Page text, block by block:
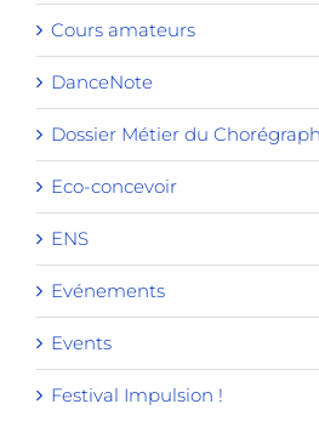
Cours amateurs
DanceNote
Dossier Métier du
Eco-concevoir
ENS
Evénements
Events
Festival Impulsion !